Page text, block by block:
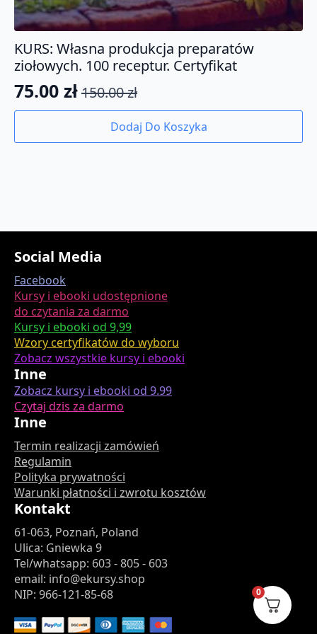
KURS: Własna produkcja preparatów
ziołowych. 100 receptur. Certyfikat
150.00zł
Pierwotna
wynosiła:
75.00 zł
Aktualna
wynosi:
Dodaj Do Koszyka
Social Media
Facebook
Kursy i ebooki udostępnione
do czytania za darmo
Kursy i ebooki od 9,99
Wzory certyfikatów do wyboru
Zobacz wszystkie kursy i ebooki
Inne
Zobacz kursy i ebooki od 9.99
Czytaj dzis za darmo
Inne
Termin realizacji zamówień
Regulamin
Polityka prywatności
Warunki płatności i zwrotu kosztów
Kontakt
61-063, Poznań, Poland
Ulica: Gniewka 9
Tel/whatsapp: 603 - 805 - 603
email: info@ekursy.shop
NIP: 966-121-85-68
0